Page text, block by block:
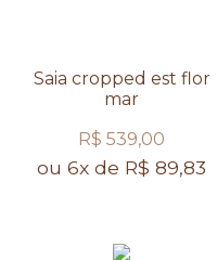
Saia cropped est flor
mar
R$ 539,00
ou 6x de R$ 89,83